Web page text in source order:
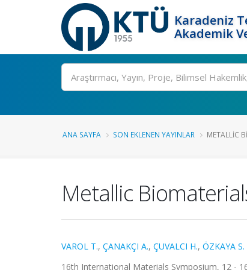
Karadeniz
Akademik
Ara
ANA SAYFA SON EKLENEN YAYINLAR METALLIC
Metallic
VAROL T., ÇANAKÇI A., ÇUVALCI H., ÖZKAYA S.
16th International Materials Symposium, 12 -